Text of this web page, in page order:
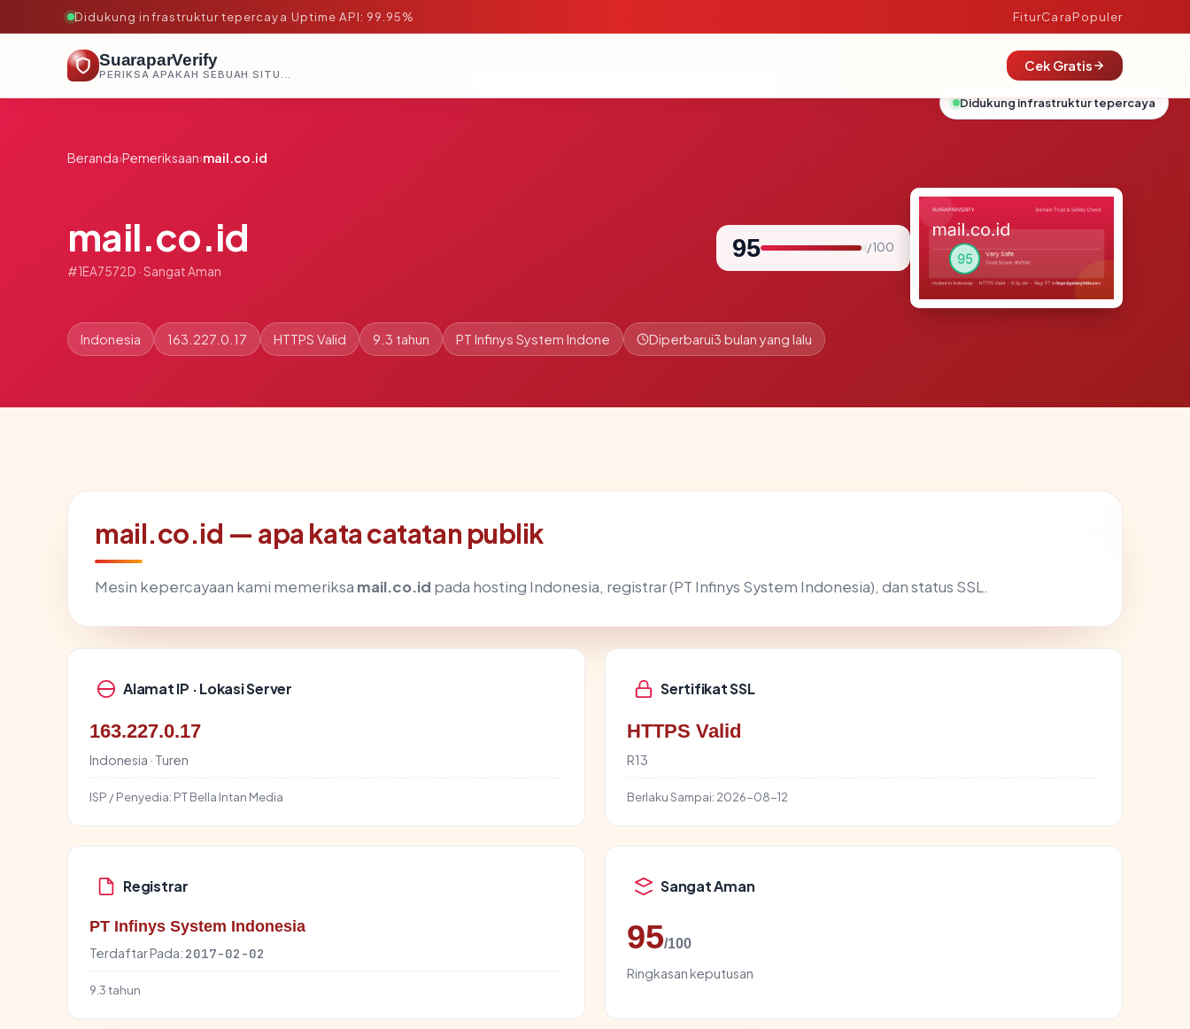
Didukung infrastruktur tepercaya·Uptime API: 99.95% FiturCaraPopuler
SuaraparVerify
PERIKSA APAKAH SEBUAH SITUS AMAN, TEPERCAYA, DAN TERVERIFIKASI DALAM HITUNGAN DETIK.
Cek Gratis
Beranda›Pemeriksaan›mail.co.id
mail.co.id
#1EA7572D · Sangat Aman
95 / 100
Indonesia 163.227.0.17 HTTPS Valid 9.3 tahun PT Infinys System Indone Diperbarui3 bulan yang lalu
mail.co.id — apa kata catatan publik
Mesin kepercayaan kami memeriksa mail.co.id pada hosting Indonesia, registrar (PT Infinys System Indonesia), dan status SSL.
Alamat IP · Lokasi Server
163.227.0.17
Indonesia · Turen
ISP / Penyedia: PT Bella Intan Media
Sertifikat SSL
HTTPS Valid
R13
Berlaku Sampai: 2026-08-12
Registrar
PT Infinys System Indonesia
Terdaftar Pada: 2017-02-02
9.3 tahun
Sangat Aman
95/100
Ringkasan keputusan
Didukung infrastruktur tepercaya